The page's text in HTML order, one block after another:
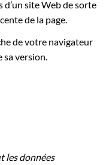
site Web de sorte
de la page.
de votre navigateur
version.
les données